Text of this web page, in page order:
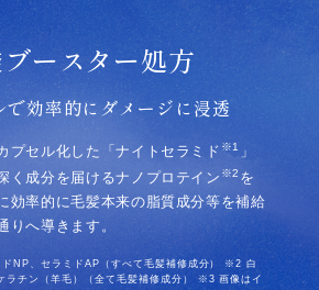
ースター処方​
で効率的にダメージに浸透
プセル化した「ナイトセラミド ※1
」
く成分を届けるナノプロテイン ※2 を
効率的に毛髪本来の脂質成分等を補給
りへ導きます。
NP、セラミドAP（すべて毛髪補修成分） ※2 白
ラチン（羊毛）（全て毛髪補修成分） ※3 画像はイ